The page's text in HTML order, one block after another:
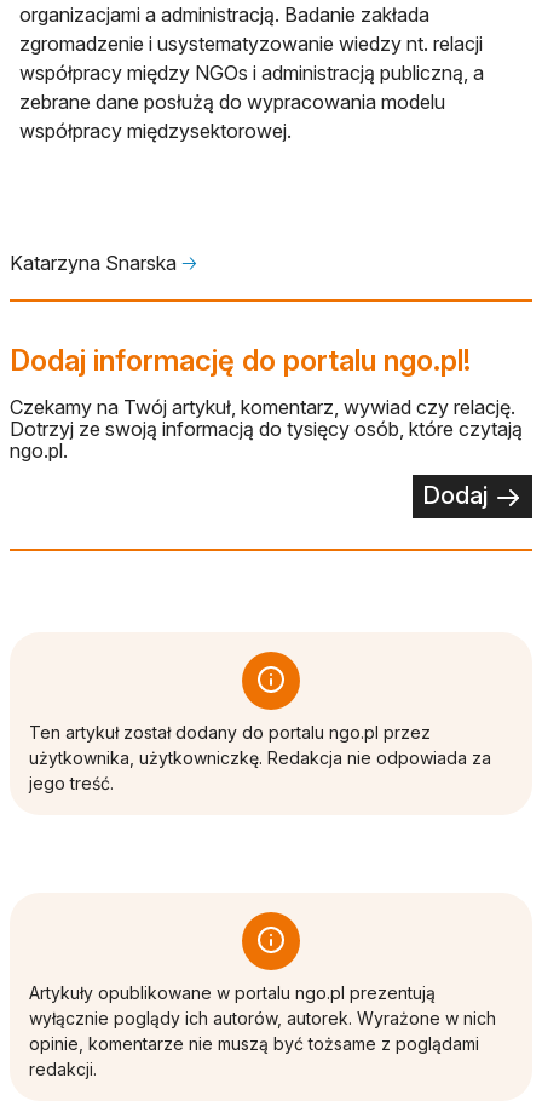
organizacjami a administracją. Badanie zakłada
zgromadzenie i usystematyzowanie wiedzy nt. relacji
współpracy między NGOs i administracją publiczną, a
zebrane dane posłużą do wypracowania modelu
współpracy międzysektorowej.
Katarzyna Snarska 🡢
Dodaj informację do portalu ngo.pl!
Czekamy na Twój artykuł, komentarz, wywiad czy relację.
Dotrzyj ze swoją informacją do tysięcy osób, które czytają
ngo.pl.
Dodaj
Ten artykuł został dodany do portalu ngo.pl przez
użytkownika, użytkowniczkę. Redakcja nie odpowiada za
jego treść.
Artykuły opublikowane w portalu ngo.pl prezentują
wyłącznie poglądy ich autorów, autorek. Wyrażone w nich
opinie, komentarze nie muszą być tożsame z poglądami
redakcji.